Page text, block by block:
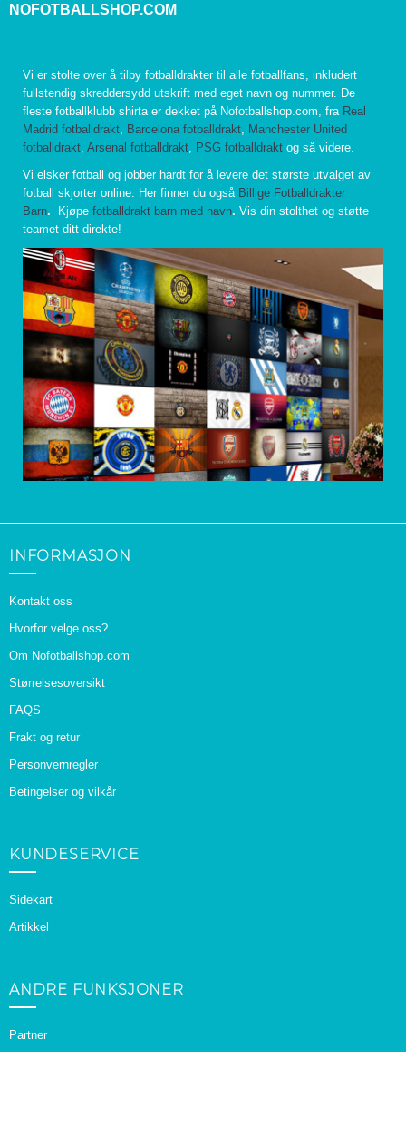
NOFOTBALLSHOP.COM
Vi er stolte over å tilby fotballdrakter til alle fotballfans, inkludert
fullstendig skreddersydd utskrift med eget navn og nummer. De
fleste fotballklubb shirta er dekket på Nofotballshop.com, fra Real
Madrid fotballdrakt, Barcelona fotballdrakt, Manchester United
fotballdrakt, Arsenal fotballdrakt, PSG fotballdrakt og så videre.
Vi elsker fotball og jobber hardt for å levere det største utvalget av
fotball skjorter online. Her finner du også Billige Fotballdrakter
Barn. Kjøpe fotballdrakt barn med navn. Vis din stolthet og støtte
teamet ditt direkte!
INFORMASJON
Kontakt oss
Hvorfor velge oss?
Om Nofotballshop.com
Størrelsesoversikt
FAQS
Frakt og retur
Personvernregler
Betingelser og vilkår
KUNDESERVICE
Sidekart
Artikkel
ANDRE FUNKSJONER
Partner